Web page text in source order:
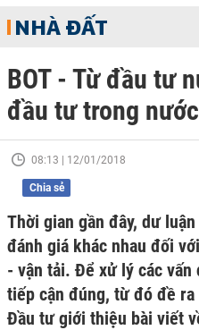
NHÀ ĐẤT
BOT - Từ đầu tư
đầu tư trong
08:13 | 12/01/2018
Chia sẻ
Thời gian gần đây, dư
đánh giá khác nhau đối
- vận tải. Để xử lý các vấn
tiếp cận đúng, từ đó đề
Đầu tư giới thiệu bài viết